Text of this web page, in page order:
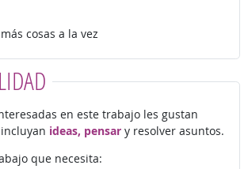
cosas a la vez
en este trabajo les gustan
ideas, pensary resolver asuntos.
que necesita: